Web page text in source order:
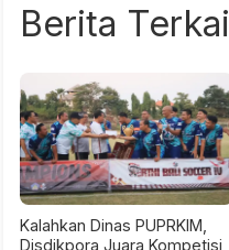
Berita
Kalahkan Dinas PUPRKIM,
Disdikpora Juara Kompetisi